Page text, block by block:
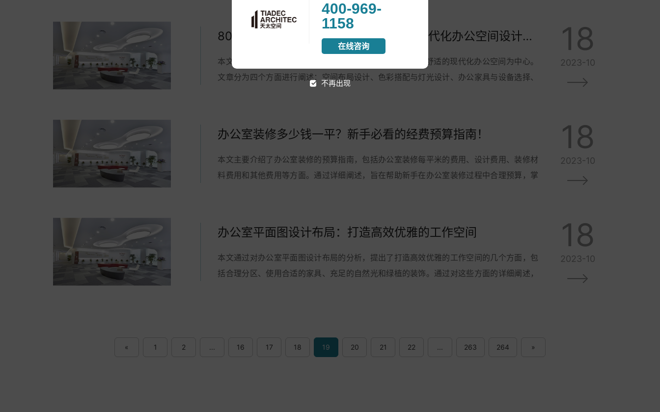
400-969-
1158
在线咨询
不再出现
800平办公室装修：充满创意与舒适的现代化办公空间设计与打造
本文介绍了800平办公室装修的设计与打造，以充满创意与舒适的现代化办公空间为中心。
文章分为四个方面进行阐述：空间布局设计、色彩搭配与灯光设计、办公家具与设备选择、
18
2023-10
办公室装修多少钱一平？新手必看的经费预算指南！
本文主要介绍了办公室装修的预算指南，包括办公室装修每平米的费用、设计费用、装修材
料费用和其他费用等方面。通过详细阐述，旨在帮助新手在办公室装修过程中合理预算，掌
18
2023-10
办公室平面图设计布局：打造高效优雅的工作空间
本文通过对办公室平面图设计布局的分析，提出了打造高效优雅的工作空间的几个方面，包
括合理分区、使用合适的家具、充足的自然光和绿植的装饰。通过对这些方面的详细阐述，
18
2023-10
« 1 2 ... 16 17 18 19 20 21 22 ... 263 264 »